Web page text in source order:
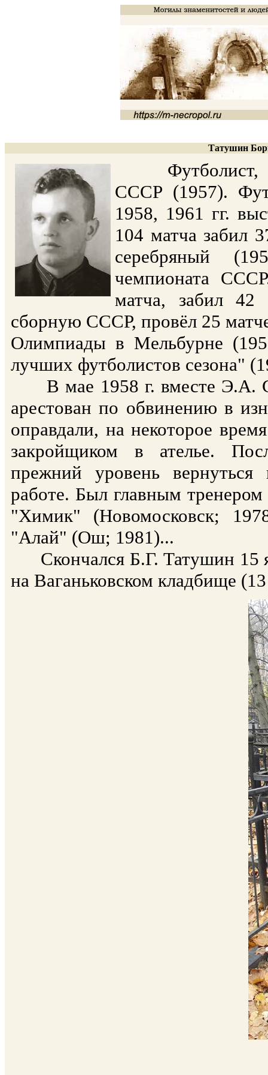
Татушин
Футболист,
СССР (1957).
1958, 1961 гг.
104 матча забил
серебряный
чемпионата
матча, забил 42
сборную СССР, провёл 25
Олимпиады в Мельбурне
лучших футболистов сезона"
В мае 1958 г. вместе Э.А.
арестован по обвинению в
оправдали, на некоторое
закройщиком в ателье.
прежний уровень вернуться
работе. Был главным
"Химик" (Новомосковск;
"Алай" (Ош; 1981)...
Скончался Б.Г. Татушин 15
на Ваганьковском кладбище